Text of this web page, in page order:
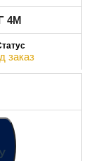
4M
заказ